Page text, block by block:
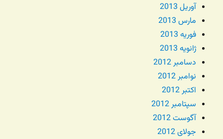
آوریل 2013
مارس 2013
فوریه 2013
ژانویه 2013
دسامبر 2012
نوامبر 2012
اکتبر 2012
سپتامبر 2012
آگوست 2012
جولای 2012